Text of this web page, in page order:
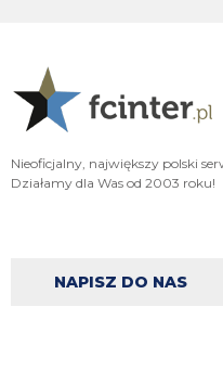
sierpania i dalej mamy plac
na inną pozycje.
Rebelde
Jak popatrzymy na okienka z
działają według planu. Wiekszy
miał plan. A te okienko jest
Jakiej różnicy? Są pieniądze, to
Nieoficjalny, największy polski
Działamy dla Was od 2003 roku!
NAPISZ DO NAS